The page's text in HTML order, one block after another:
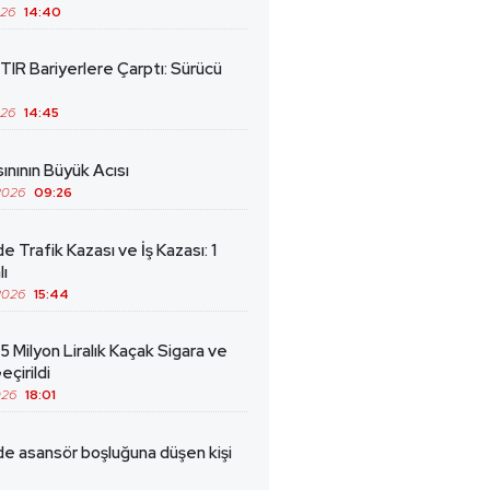
14:40
Bariyerlere Çarptı: Sürücü
14:45
Büyük Acısı
09:26
Trafik Kazası ve İş Kazası: 1
15:44
Milyon Liralık Kaçak Sigara ve
18:01
asansör boşluğuna düşen kişi